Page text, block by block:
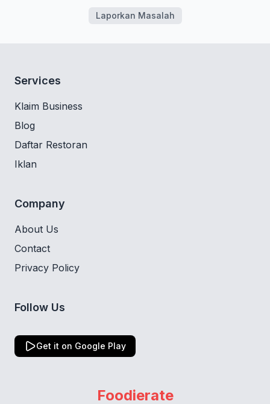
Laporkan Masalah
Services
Klaim Business
Blog
Daftar Restoran
Iklan
Company
About Us
Contact
Privacy Policy
Follow Us
Get it on Google Play
Foodierate